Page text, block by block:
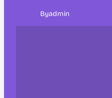
Byadmin